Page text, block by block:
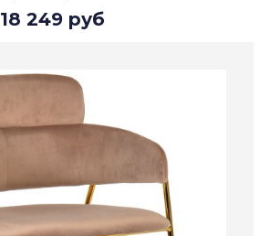
18 249 руб